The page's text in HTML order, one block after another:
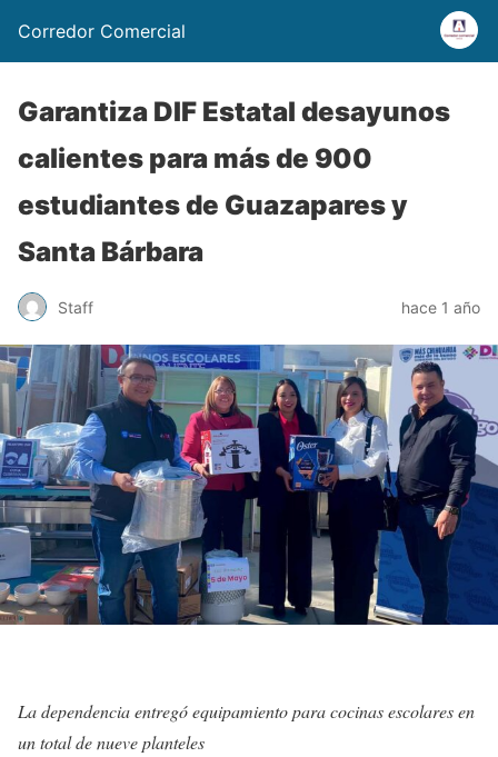
Corredor Comercial
Garantiza DIF Estatal desayunos
calientes para más de 900
estudiantes de Guazapares y
Santa Bárbara
Staff hace 1 año
La dependencia entregó equipamiento para cocinas escolares en
un total de nueve planteles